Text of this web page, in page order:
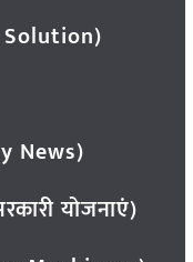
Solution)
News)
योजनाएं)